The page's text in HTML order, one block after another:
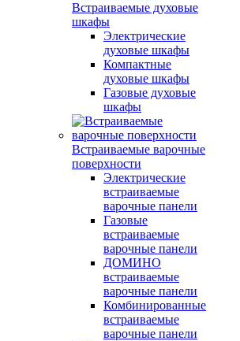
Встраиваемые духовые
шкафы
Электрические
духовые шкафы
Компактные
духовые шкафы
Газовые духовые
шкафы
Встраиваемые варочные
поверхности
Электрические
встраиваемые
варочные панели
Газовые
встраиваемые
варочные панели
ДОМИНО
встраиваемые
варочные панели
Комбинированные
встраиваемые
варочные панели